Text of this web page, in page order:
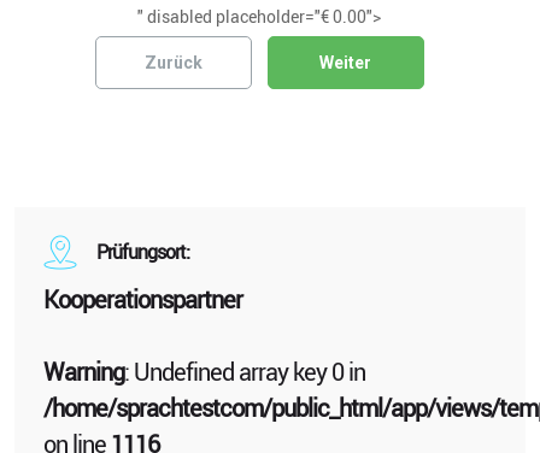
" disabled placeholder="€ 0.00">
Zurück Weiter
Prüfungsort:
Kooperationspartner
Warning: Undefined array key 0 in
/home/sprachtestcom/public_html/app/views/
on line1116